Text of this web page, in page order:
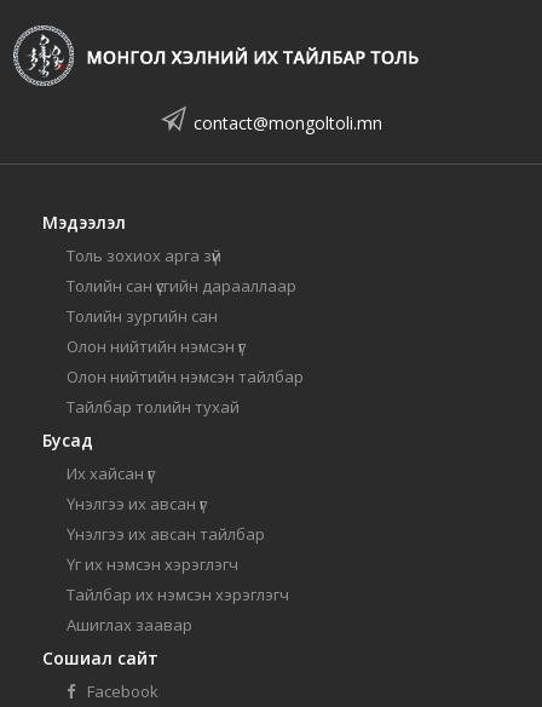
contact@mongoltoli.mn
Мэдээлэл
Толь зохиох арга зүй
Толийн сан үсгийн дарааллаар
Толийн зургийн сан
Олон нийтийн нэмсэн үг
Олон нийтийн нэмсэн тайлбар
Тайлбар толийн тухай
Бусад
Их хайсан үг
Үнэлгээ их авсан үг
Үнэлгээ их авсан тайлбар
Үг их нэмсэн хэрэглэгч
Тайлбар их нэмсэн хэрэглэгч
Ашиглах заавар
Сошиал сайт
Facebook